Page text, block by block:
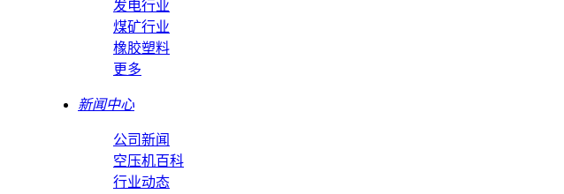
发电行业
煤矿行业
橡胶塑料
更多
新闻中心
公司新闻
空压机百科
行业动态